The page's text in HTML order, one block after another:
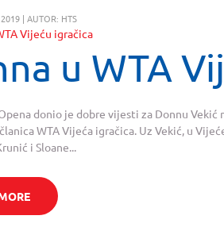
| AUTOR: HTS
u WTA
donio je dobre vijesti za Donnu
WTA Vijeća igračica. Uz Vekić, u
i Sloane...